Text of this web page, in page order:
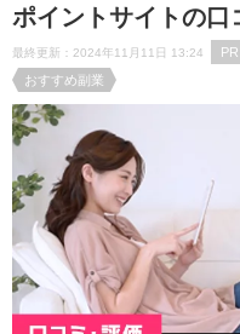
ポイントサイトの口
最終更新：2024年11月11日 13:24
PR
おすすめ副業